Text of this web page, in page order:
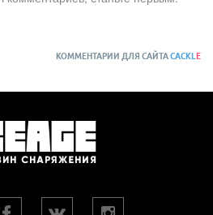
КОММЕНТАРИИ ДЛЯ САЙТАCACKLE